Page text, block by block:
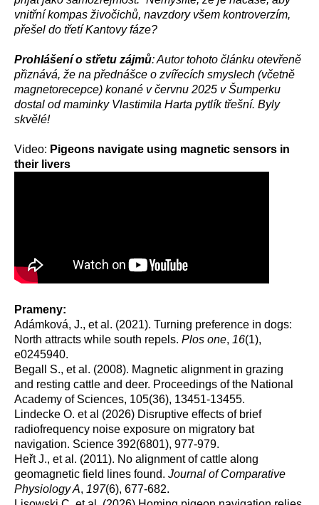
vnitřní kompas živočichů, navzdory všem kontroverzím,
přešel do třetí Kantovy fáze?
Prohlášení o střetu zájmů: Autor tohoto článku otevřeně
přiznává, že na přednášce o zvířecích smyslech (včetně
magnetorecepce) konané v červnu 2025 v Šumperku
dostal od maminky Vlastimila Harta pytlík třešní. Byly
skvělé!
Video: Pigeons navigate using magnetic sensors in
their livers
Prameny:
Adámková, J., et al. (2021). Turning preference in dogs:
North attracts while south repels. Plos one, 16(1),
e0245940.
Begall S., et al. (2008). Magnetic alignment in grazing
and resting cattle and deer. Proceedings of the National
Academy of Sciences, 105(36), 13451-13455.
Lindecke O. et al (2026) Disruptive effects of brief
radiofrequency noise exposure on migratory bat
navigation. Science 392(6801), 977-979.
Heřt J., et al. (2011). No alignment of cattle along
geomagnetic field lines found. Journal of Comparative
Physiology A, 197(6), 677-682.